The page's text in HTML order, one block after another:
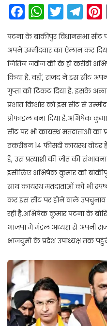
Facebook
पटना के बांकीपुर विधानसभा सीट
अपने उम्मीदवार का ऐलान कर दिया
नितिन नवीन की के ही करीबी
किया है. वहीं, राजद ने इस सीट
गुप्ता को टिकट दिया है. इसके
प्रशांत किशोर को इस सीट से
प्रोफाइल बना दिया है.अभिषेक
सीट पर भी कायस्थ मतदाताओं का
तकरीबन 14 फीसदी कायस्थ
हैं, उस प्रत्याशी की जीत की
इसीलिए अभिषेक कुमार को
साथ कायस्थ मतदाताओं को भी
कर इस सीट पर होने वाले
रही है.अभिषेक कुमार पटना के
भाजपा में मंडल अध्यक्ष से अपनी
भाजयुमो के प्रदेश उपाध्यक्ष तक